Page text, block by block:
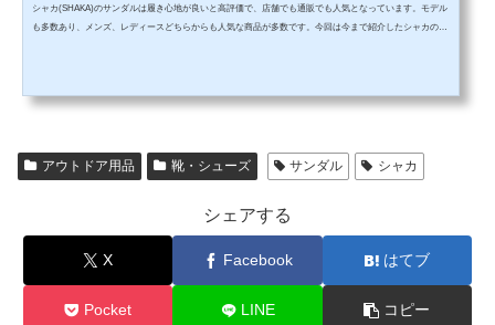
シャカ(SHAKA)のサンダルは履き心地が良いと高評価で、店舗でも通販でも人気となっています。モデル
も多数あり、メンズ、レディースどちらからも人気な商品が多数です。今回は今まで紹介したシャカのサ
での口コミ数ランキング！男...
アウトドア用品 靴・シューズ サンダル シャカ
シェアする
X Facebook はてブ
Pocket LINE コピー